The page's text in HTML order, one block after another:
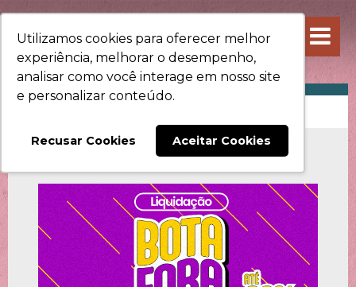
Utilizamos cookies para oferecer melhor
experiência, melhorar o desempenho,
analisar como você interage em nosso site
e personalizar conteúdo.
Recusar Cookies Aceitar Cookies